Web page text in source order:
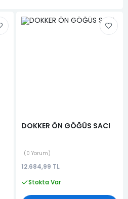
DOKKER ÖN GÖĞÜS SACI
0 Yorum
12.684,99 TL
Stokta Var